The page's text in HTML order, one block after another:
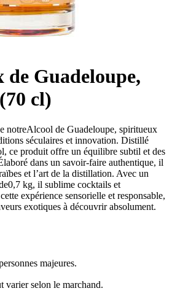
Guadeloupe,
cl)
notreAlcool de Guadeloupe, spiritueux
séculaires et innovation. Distillé
ce produit offre un équilibre subtil et des
dans un savoir-faire authentique, il
et l’art de la distillation. Avec un
kg, il sublime cocktails et
expérience sensorielle et responsable,
exotiques à découvrir absolument.
majeures.
selon le marchand.